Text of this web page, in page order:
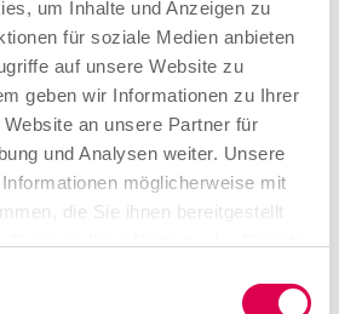
um Inhalte und Anzeigen zu
für soziale Medien anbieten
auf unsere Website zu
geben wir Informationen zu Ihrer
an unsere Partner für
und Analysen weiter. Unsere
möglicherweise mit
die Sie ihnen bereitgestellt
Selbstbestimmung und